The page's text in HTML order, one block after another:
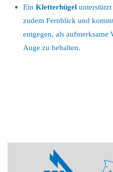
Ein Kletterhügelunterstützt
zudem Fernblick und
entgegen, als aufmerksame
Auge zu behalten.